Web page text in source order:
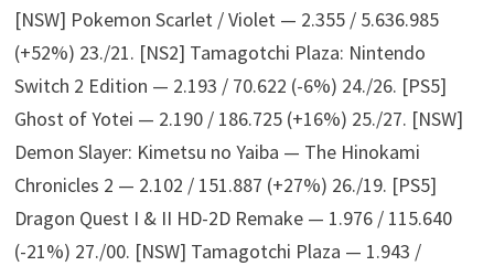
[NSW] Pokemon Scarlet / Violet — 2.355 / 5.636.985
(+52%) 23./21. [NS2] Tamagotchi Plaza: Nintendo
Switch 2 Edition — 2.193 / 70.622 (-6%) 24./26. [PS5]
Ghost of Yotei — 2.190 / 186.725 (+16%) 25./27. [NSW]
Demon Slayer: Kimetsu no Yaiba — The Hinokami
Chronicles 2 — 2.102 / 151.887 (+27%) 26./19. [PS5]
Dragon Quest I & II HD-2D Remake — 1.976 / 115.640
(-21%) 27./00. [NSW] Tamagotchi Plaza — 1.943 /